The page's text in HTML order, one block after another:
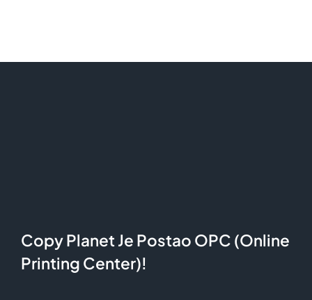
Copy Planet Je Postao OPC (Online
Printing Center)!